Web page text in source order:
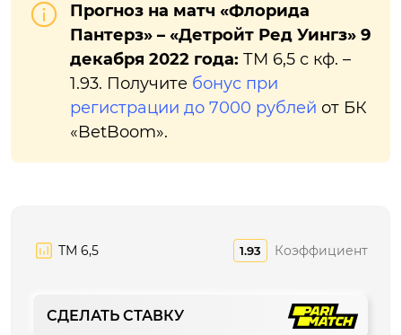
Прогноз на матч «Флорида
Пантерз» – «Детройт Ред Уингз» 9
декабря 2022 года: ТМ 6,5 с кф. –
1.93. Получите бонус при
регистрации до 7000 рублей от БК
«BetBoom».
ТМ 6,5 1.93 Коэффициент
СДЕЛАТЬ СТАВКУ